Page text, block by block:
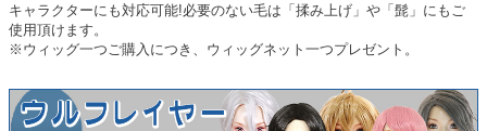
キャラクターにも対応可能!必要のない毛は「揉み上げ」や「髭」にもご
使用頂けます。
※ウィッグ一つご購入につき、ウィッグネット一つプレゼント。